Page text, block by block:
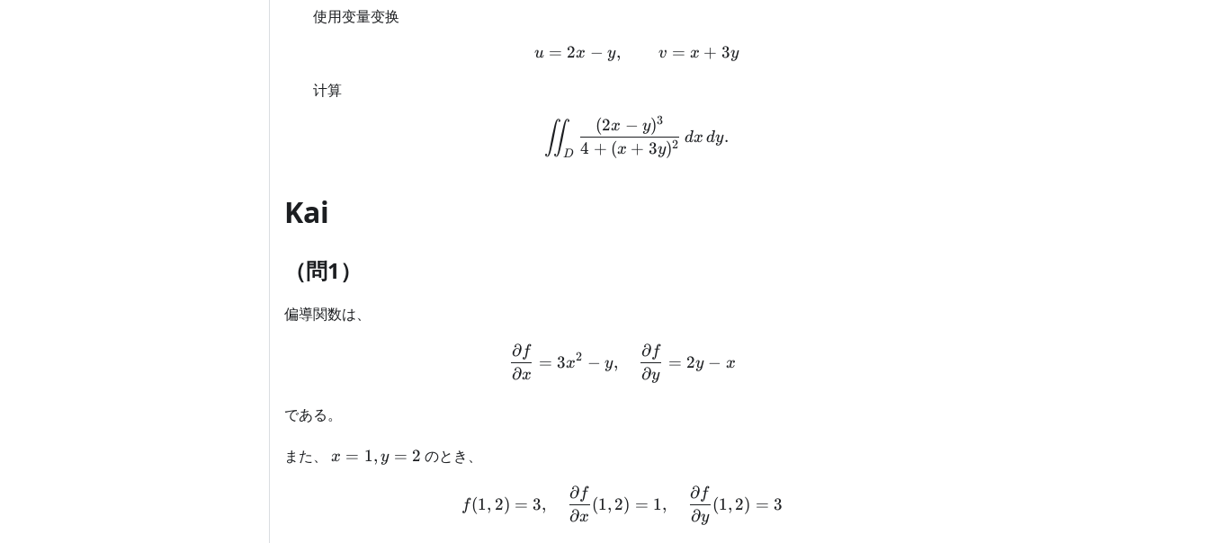
使用变量变换
u=2x-y,\qquad v=x+3y
u = 2x − y, v = x + 3y
计算
\iint_D\frac{(2x-y)^3}{4+(x+3y)^2}\,dx\,dy.
∬D 4 + (x + 3y)2
(2x − y)3
dx dy.
Kai
（問1）
偏導関数は、
\begin{aligned} \frac{\partial f}{\partial x} = 3x^2-y , \ \ \ \
∂x
∂f
= 3x2 − y,
∂y
∂f
= 2y − x
である。
また、 x=1,y=2
x = 1, y = 2 のとき、
\begin{aligned} f(1,2)=3 , \ \ \ \ \frac{\partial f}{\partial x} (1,2) = 1 , \
f(1, 2) = 3,
∂x
∂ f
(1, 2) = 1,
∂y
∂ f
(1, 2) = 3